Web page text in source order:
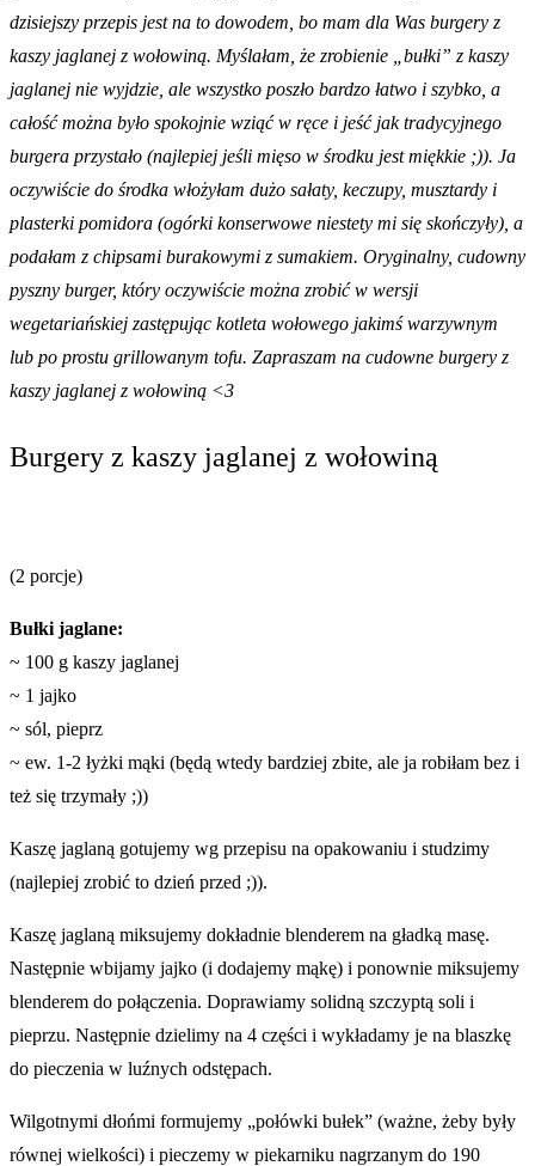
dzisiejszy przepis jest na to dowodem, bo mam dla Was burgery z
kaszy jaglanej z wołowiną. Myślałam, że zrobienie „bułki” z kaszy
jaglanej nie wyjdzie, ale wszystko poszło bardzo łatwo i szybko, a
całość można było spokojnie wziąć w ręce i jeść jak tradycyjnego
burgera przystało (najlepiej jeśli mięso w środku jest miękkie ;)). Ja
oczywiście do środka włożyłam dużo sałaty, keczupy, musztardy i
plasterki pomidora (ogórki konserwowe niestety mi się skończyły), a
podałam z chipsami burakowymi z sumakiem. Oryginalny, cudowny
pyszny burger, który oczywiście można zrobić w wersji
wegetariańskiej zastępując kotleta wołowego jakimś warzywnym
lub po prostu grillowanym tofu. Zapraszam na cudowne burgery z
kaszy jaglanej z wołowiną <3
Burgery z kaszy jaglanej z wołowiną
(2 porcje)
Bułki jaglane:
~ 100 g kaszy jaglanej
~ 1 jajko
~ sól, pieprz
~ ew. 1-2 łyżki mąki (będą wtedy bardziej zbite, ale ja robiłam bez i
też się trzymały ;))
Kaszę jaglaną gotujemy wg przepisu na opakowaniu i studzimy
(najlepiej zrobić to dzień przed ;)).
Kaszę jaglaną miksujemy dokładnie blenderem na gładką masę.
Następnie wbijamy jajko (i dodajemy mąkę) i ponownie miksujemy
blenderem do połączenia. Doprawiamy solidną szczyptą soli i
pieprzu. Następnie dzielimy na 4 części i wykładamy je na blaszkę
do pieczenia w luźnych odstępach.
Wilgotnymi dłońmi formujemy „połówki bułek” (ważne, żeby były
równej wielkości) i pieczemy w piekarniku nagrzanym do 190